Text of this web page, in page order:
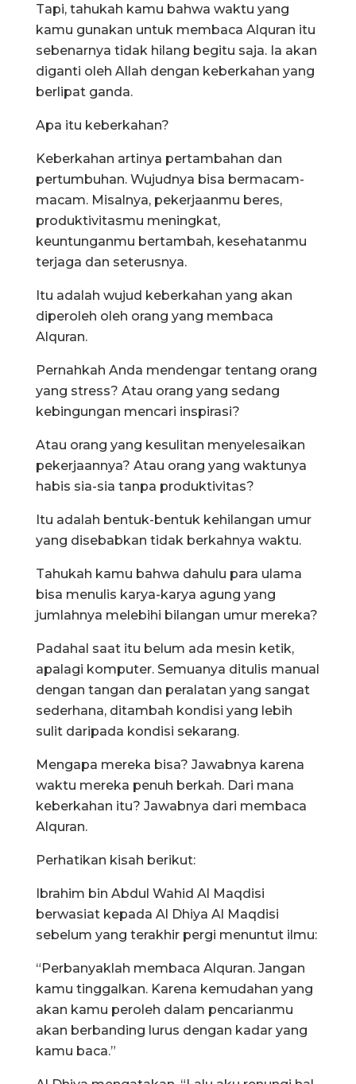
Tapi, tahukah kamu bahwa waktu yang
kamu gunakan untuk membaca Alquran itu
sebenarnya tidak hilang begitu saja. Ia akan
diganti oleh Allah dengan keberkahan yang
berlipat ganda.
Apa itu keberkahan?
Keberkahan artinya pertambahan dan
pertumbuhan. Wujudnya bisa bermacam-
macam. Misalnya, pekerjaanmu beres,
produktivitasmu meningkat,
keuntunganmu bertambah, kesehatanmu
terjaga dan seterusnya.
Itu adalah wujud keberkahan yang akan
diperoleh oleh orang yang membaca
Alquran.
Pernahkah Anda mendengar tentang orang
yang stress? Atau orang yang sedang
kebingungan mencari inspirasi?
Atau orang yang kesulitan menyelesaikan
pekerjaannya? Atau orang yang waktunya
habis sia-sia tanpa produktivitas?
Itu adalah bentuk-bentuk kehilangan umur
yang disebabkan tidak berkahnya waktu.
Tahukah kamu bahwa dahulu para ulama
bisa menulis karya-karya agung yang
jumlahnya melebihi bilangan umur mereka?
Padahal saat itu belum ada mesin ketik,
apalagi komputer. Semuanya ditulis manual
dengan tangan dan peralatan yang sangat
sederhana, ditambah kondisi yang lebih
sulit daripada kondisi sekarang.
Mengapa mereka bisa? Jawabnya karena
waktu mereka penuh berkah. Dari mana
keberkahan itu? Jawabnya dari membaca
Alquran.
Perhatikan kisah berikut:
Ibrahim bin Abdul Wahid Al Maqdisi
berwasiat kepada Al Dhiya Al Maqdisi
sebelum yang terakhir pergi menuntut ilmu:
“Perbanyaklah membaca Alquran. Jangan
kamu tinggalkan. Karena kemudahan yang
akan kamu peroleh dalam pencarianmu
akan berbanding lurus dengan kadar yang
kamu baca.”